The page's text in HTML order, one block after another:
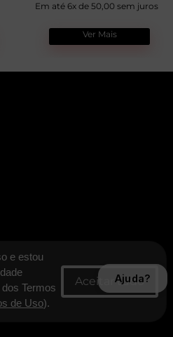
Em até 6x de 50,00 sem juros
Ver Mais
e estou
dos Termos
de Uso).
Ajuda?